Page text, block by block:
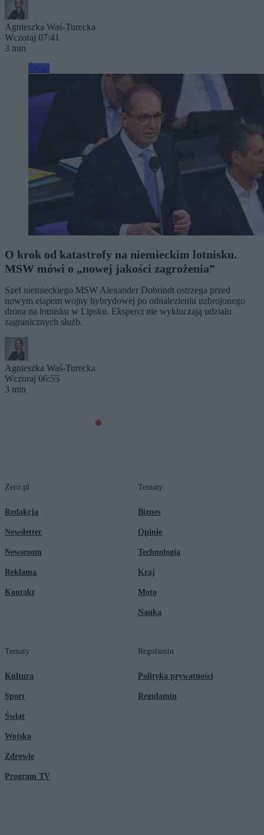
Agnieszka Waś-Turecka
Wczoraj 07:41
3 min
O krok od katastrofy na niemieckim lotnisku.
MSW mówi o „nowej jakości zagrożenia”
Szef niemieckiego MSW Alexander Dobrindt ostrzega przed
nowym etapem wojny hybrydowej po odnalezieniu uzbrojonego
drona na lotnisku w Lipsku. Eksperci nie wykluczają udziału
zagranicznych służb.
Agnieszka Waś-Turecka
Wczoraj 06:55
3 min
Zero.pl
Redakcja
Newsletter
Newsroom
Reklama
Kontakt
Tematy
Biznes
Opinie
Technologia
Kraj
Moto
Nauka
Tematy
Kultura
Sport
Świat
Wojsko
Zdrowie
Program TV
Regulamin
Polityka prywatności
Regulamin